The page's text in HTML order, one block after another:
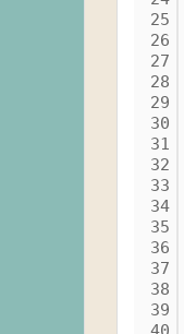
25
26
27
28
29
30
31
32
33
34
35
36
37
38
39